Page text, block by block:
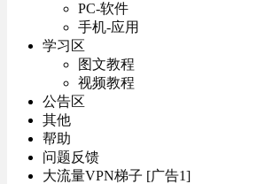
PC-软件
手机-应用
学习区
图文教程
视频教程
公告区
其他
帮助
问题反馈
大流量VPN梯子 [广告1]